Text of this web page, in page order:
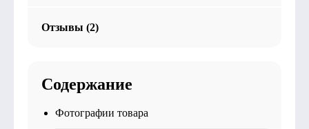
Отзывы (2)
Содержание
Фотографии товара